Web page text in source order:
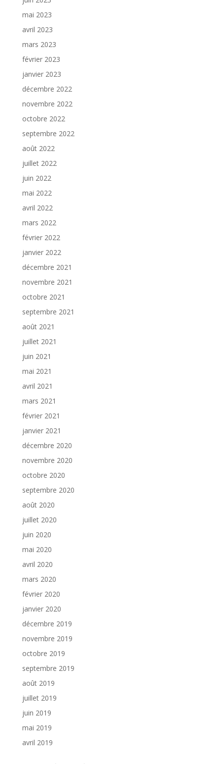
mai 2023
avril 2023
mars 2023
février 2023
janvier 2023
décembre 2022
novembre 2022
octobre 2022
septembre 2022
août 2022
juillet 2022
juin 2022
mai 2022
avril 2022
mars 2022
février 2022
janvier 2022
décembre 2021
novembre 2021
octobre 2021
septembre 2021
août 2021
juillet 2021
juin 2021
mai 2021
avril 2021
mars 2021
février 2021
janvier 2021
décembre 2020
novembre 2020
octobre 2020
septembre 2020
août 2020
juillet 2020
juin 2020
mai 2020
avril 2020
mars 2020
février 2020
janvier 2020
décembre 2019
novembre 2019
octobre 2019
septembre 2019
août 2019
juillet 2019
juin 2019
mai 2019
avril 2019